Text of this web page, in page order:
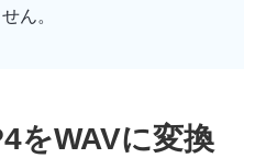
ん。
をWAVに変換